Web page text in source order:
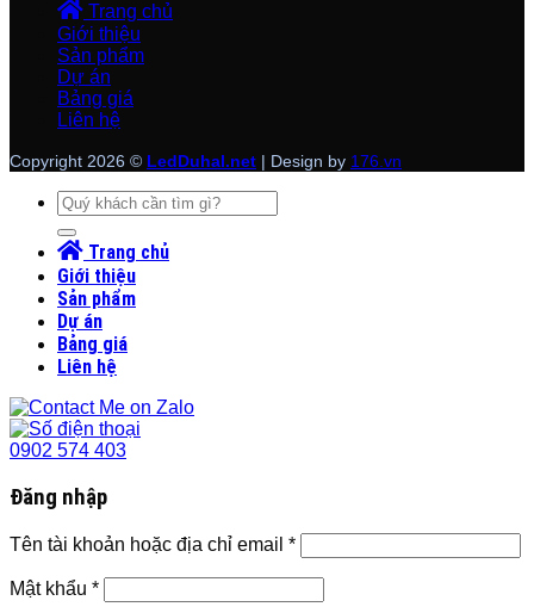
Trang chủ
Giới thiệu
Sản phẩm
Dự án
Bảng giá
Liên hệ
Copyright 2026 © LedDuhal.net | Design by 176.vn
Tìm
kiếm:
Trang chủ
Giới thiệu
Sản phẩm
Dự án
Bảng giá
Liên hệ
0902 574 403
Đăng nhập
Tên tài khoản hoặc địa chỉ email *
Mật khẩu *